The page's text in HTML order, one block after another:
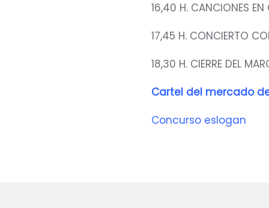
16,40 H. CANCIONES EN
17,45 H. CONCIERTO
18,30 H. CIERRE DEL
Cartel del mercado
Concurso eslogan